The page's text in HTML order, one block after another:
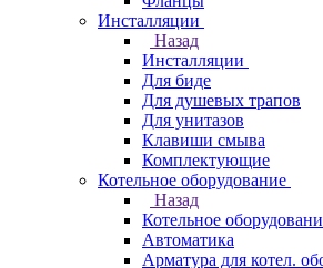
Инсталляции
Назад
Инсталляции
Для биде
Для душевых трапов
Для унитазов
Клавиши смыва
Комплектующие
Котельное оборудование
Назад
Котельное
Автоматика
Арматура для котел.